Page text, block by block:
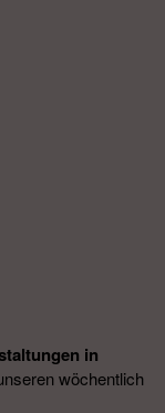
in
wöchentlich